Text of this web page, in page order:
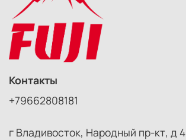
Контакты
+79662808181
г Владивосток, Народный пр-кт, д 4